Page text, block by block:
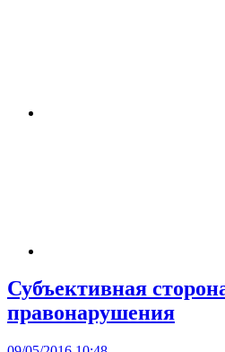
Субъективная
правонарушения